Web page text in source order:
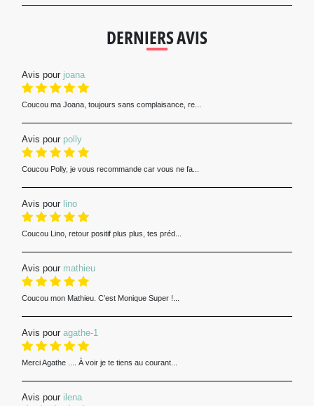
DERNIERS AVIS
Avis pour joana
Coucou ma Joana, toujours sans complaisance, re...
Avis pour polly
Coucou Polly, je vous recommande car vous ne fa...
Avis pour lino
Coucou Lino, retour positif plus plus, tes préd...
Avis pour mathieu
Coucou mon Mathieu. C’est Monique Super !...
Avis pour agathe-1
Merci Agathe .... À voir je te tiens au courant...
Avis pour ilena